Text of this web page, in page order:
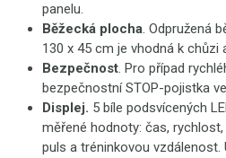
panelu.
Běžecká plocha. Odpružená
130 x 45 cm je vhodná k chůzi
Bezpečnost. Pro případ
bezpečnostní STOP-pojistka
Displej. 5 bíle podsvícených
měřené hodnoty: čas,
puls a tréninkovou